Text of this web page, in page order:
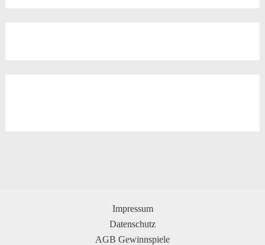
Impressum
Datenschutz
AGB Gewinnspiele